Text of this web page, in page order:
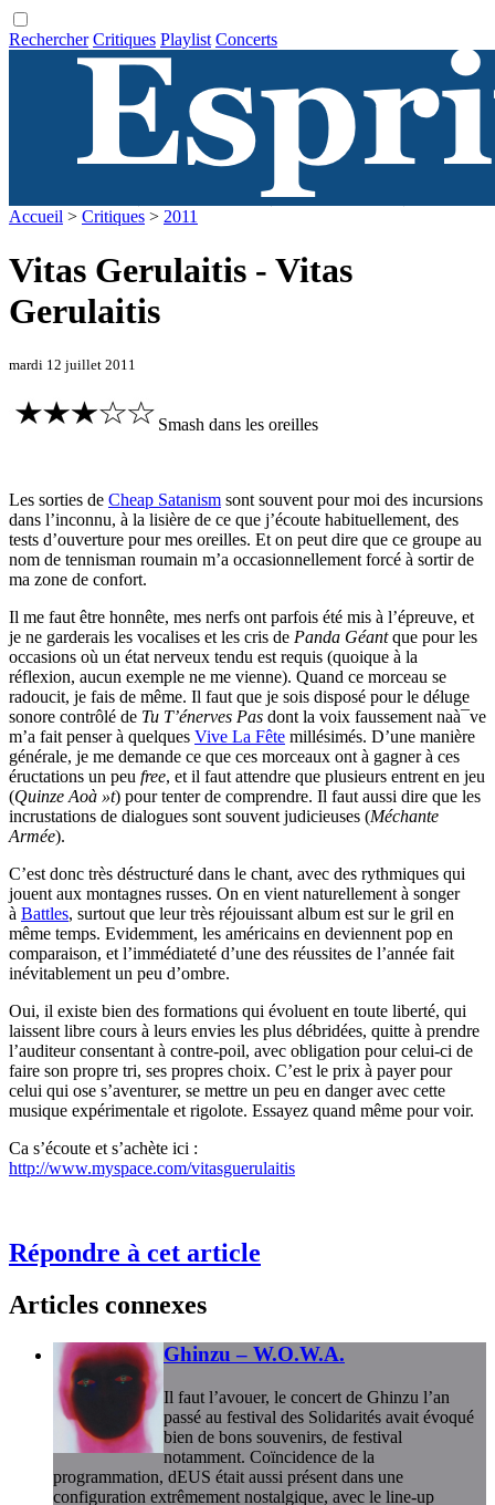
Rechercher Critiques Playlist Concerts
Accueil > Critiques > 2011
Vitas Gerulaitis - Vitas
Gerulaitis
mardi 12 juillet 2011
Smash dans les oreilles
Les sorties de Cheap Satanism sont souvent pour moi des incursions
dans l’inconnu, à la lisière de ce que j’écoute habituellement, des
tests d’ouverture pour mes oreilles. Et on peut dire que ce groupe au
nom de tennisman roumain m’a occasionnellement forcé à sortir de
ma zone de confort.
Il me faut être honnête, mes nerfs ont parfois été mis à l’épreuve, et
je ne garderais les vocalises et les cris de Panda Géantque pour les
occasions où un état nerveux tendu est requis (quoique à la
réflexion, aucun exemple ne me vienne). Quand ce morceau se
radoucit, je fais de même. Il faut que je sois disposé pour le déluge
sonore contrôlé de Tu T’énerves Pas dont la voix faussement naà¯ve
m’a fait penser à quelques Vive La Fête millésimés. D’une manière
générale, je me demande ce que ces morceaux ont à gagner à ces
éructations un peu free, et il faut attendre que plusieurs entrent en jeu
(Quinze Aoà »t) pour tenter de comprendre. Il faut aussi dire que les
incrustations de dialogues sont souvent judicieuses (Méchante
Armée).
C’est donc très déstructuré dans le chant, avec des rythmiques qui
jouent aux montagnes russes. On en vient naturellement à songer
à Battles, surtout que leur très réjouissant album est sur le gril en
même temps. Evidemment, les américains en deviennent pop en
comparaison, et l’immédiateté d’une des réussites de l’année fait
inévitablement un peu d’ombre.
Oui, il existe bien des formations qui évoluent en toute liberté, qui
laissent libre cours à leurs envies les plus débridées, quitte à prendre
l’auditeur consentant à contre-poil, avec obligation pour celui-ci de
faire son propre tri, ses propres choix. C’est le prix à payer pour
celui qui ose s’aventurer, se mettre un peu en danger avec cette
musique expérimentale et rigolote. Essayez quand même pour voir.
Ca s’écoute et s’achète ici :
http://www.myspace.com/vitasguerulaitis
Répondre à cet article
Articles connexes
Ghinzu – W.O.W.A.
Il faut l’avouer, le concert de Ghinzu l’an
passé au festival des Solidarités avait évoqué
bien de bons souvenirs, de festival
notamment. Coïncidence de la
programmation, dEUS était aussi présent dans une
configuration extrêmement nostalgique, avec le line-up